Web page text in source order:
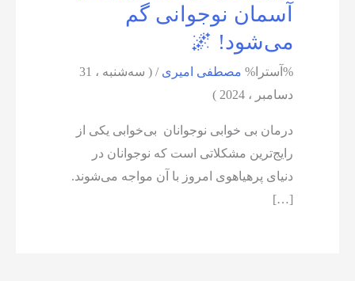
آسمان نوجوانی گم
می‌شود! 🌌
%آسترا% مصطفی امیری/
( سه‌شنبه ، 31
دسامبر ، 2024 )
درمان بی خوابی نوجوانان بی‌خوابی یکی از
رایج‌ترین مشکلاتی است که نوجوانان در
دنیای پرهیاهوی امروز با آن مواجه می‌شوند.
[…]